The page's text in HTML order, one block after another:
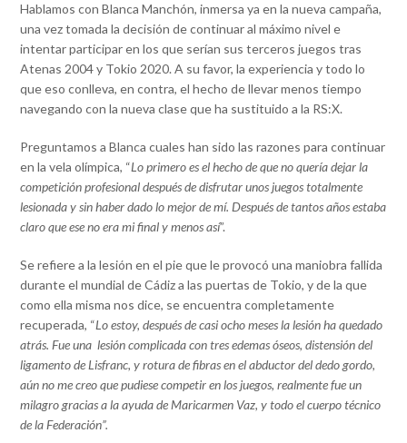
Hablamos con Blanca Manchón, inmersa ya en la nueva campaña,
una vez tomada la decisión de continuar al máximo nivel e
intentar participar en los que serían sus terceros juegos tras
Atenas 2004 y Tokio 2020. A su favor, la experiencia y todo lo
que eso conlleva, en contra, el hecho de llevar menos tiempo
navegando con la nueva clase que ha sustituido a la RS:X.
Preguntamos a Blanca cuales han sido las razones para continuar
en la vela olímpica, “Lo primero es el hecho de que no quería dejar la
competición profesional después de disfrutar unos juegos totalmente
lesionada y sin haber dado lo mejor de mí. Después de tantos años estaba
claro que ese no era mi final y menos así”.
Se refiere a la lesión en el pie que le provocó una maniobra fallida
durante el mundial de Cádiz a las puertas de Tokio, y de la que
como ella misma nos dice, se encuentra completamente
recuperada, “Lo estoy, después de casi ocho meses la lesión ha quedado
atrás. Fue una lesión complicada con tres edemas óseos, distensión del
ligamento de Lisfranc, y rotura de fibras en el abductor del dedo gordo,
aún no me creo que pudiese competir en los juegos, realmente fue un
milagro gracias a la ayuda de Maricarmen Vaz, y todo el cuerpo técnico
de la Federación”.